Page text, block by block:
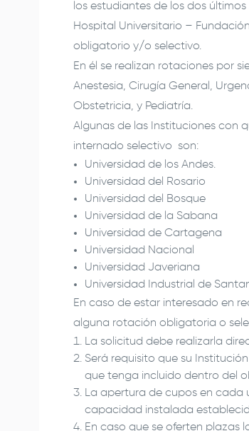
los estudiantes de los dos
Hospital Universitario –
obligatorio y/o selectivo.
En él se realizan rotaciones por
Anestesia, Cirugía General,
Obstetricia, y Pediatría.
Algunas de las Instituciones con
internado selectivo son:
Universidad de los Andes.
Universidad del Rosario
Universidad del Bosque
Universidad de la Sabana
Universidad de Cartagena
Universidad Nacional
Universidad Javeriana
Universidad Industrial de
En caso de estar interesado en
alguna rotación obligatoria o
La solicitud debe realizarla
Será requisito que su
que tenga incluido dentro del
La apertura de cupos en cada
capacidad instalada
En caso que se oferten plazas